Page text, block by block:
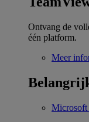
Ontvang de
één platform.
Meer
Microsoft